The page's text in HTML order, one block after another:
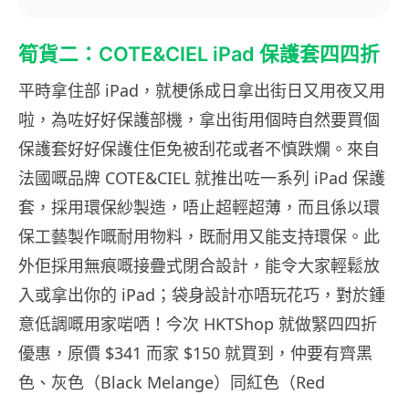
筍貨二：COTE&CIEL iPad 保護套四四折
平時拿住部 iPad，就梗係成日拿出街日又用夜又用
啦，為咗好好保護部機，拿出街用個時自然要買個
保護套好好保護住佢免被刮花或者不慎跌爛。來自
法國嘅品牌 COTE&CIEL 就推出咗一系列 iPad 保護
套，採用環保紗製造，唔止超輕超薄，而且係以環
保工藝製作嘅耐用物料，既耐用又能支持環保。此
外佢採用無痕嘅接疊式閉合設計，能令大家輕鬆放
入或拿出你的 iPad；袋身設計亦唔玩花巧，對於鍾
意低調嘅用家啱哂！今次 HKTShop 就做緊四四折
優惠，原價 $341 而家 $150 就買到，仲要有齊黑
色、灰色（Black Melange）同紅色（Red